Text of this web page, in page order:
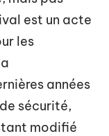
est un acte
les
années
sécurité,
modifié